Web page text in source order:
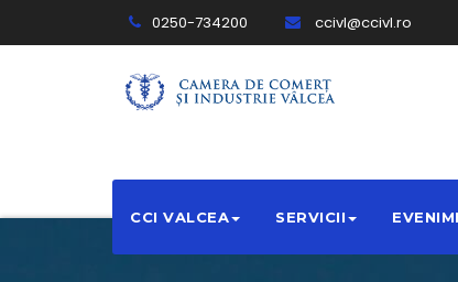
0250-734200 ccivl@ccivl.ro
CCI VALCEA SERVICII